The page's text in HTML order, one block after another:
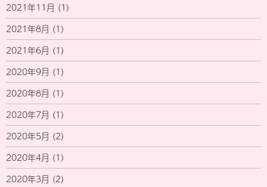
2021年11月 (1)
2021年8月 (1)
2021年6月 (1)
2020年9月 (1)
2020年8月 (1)
2020年7月 (1)
2020年5月 (2)
2020年4月 (1)
2020年3月 (2)